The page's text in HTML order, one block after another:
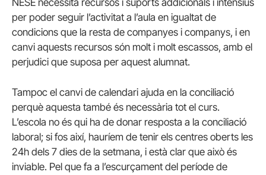
per poder seguir l’activitat a l’aula en igualtat de
condicions que la resta de companyes i companys, i en
canvi aquests recursos són molt i molt escassos, amb el
perjudici que suposa per aquest alumnat.
Tampoc el canvi de calendari ajuda en la conciliació
perquè aquesta també és necessària tot el curs.
L’escola no és qui ha de donar resposta a la conciliació
laboral; si fos així, hauríem de tenir els centres oberts les
24h dels 7 dies de la setmana, i està clar que això és
inviable. Pel que fa a l’escurçament del període de